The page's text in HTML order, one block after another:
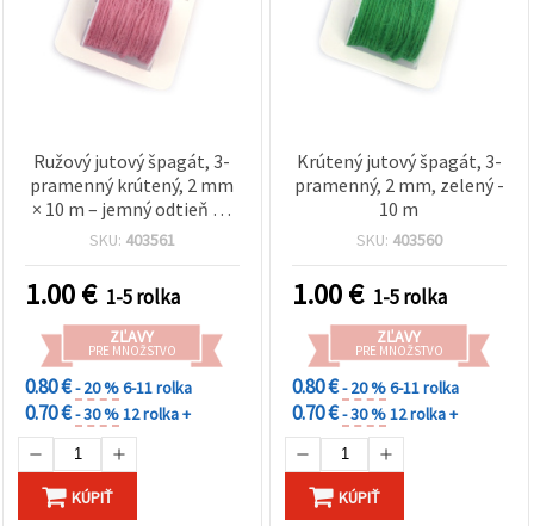
Ružový jutový špagát, 3-
pramenný krútený, 2 mm
× 10 m – jemný odtieň na
ručné tvorenie
SKU: 403561
1.00€ 1-5 rolka
ZĽAVY
PRE MNOŽSTVO
0.80 €- 20 %6-11 rolka
0.70 €- 30 %12 rolka +
KÚPIŤ
Krútený jutový špagát, 3-
pramenný, 2 mm, zelený -
10 m
SKU: 403560
1.00€ 1-5 rolka
ZĽAVY
PRE MNOŽSTVO
0.80 €- 20 %6-11 rolka
0.70 €- 30 %12 rolka +
KÚPIŤ